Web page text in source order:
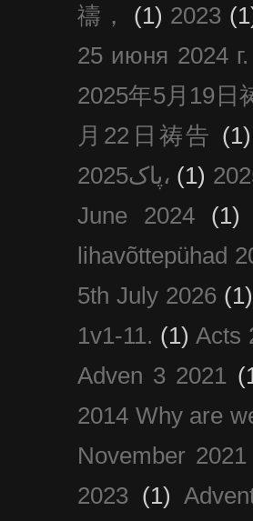
禱， (1) 2023
25 июня 2024 г.
2025年5月19日
月22日祷告 (1)
پاک2025، (1)
June 2024
(1)
lihavõttepühad
5th July 2026 (1)
1v1-11. (1) Acts
Adven 3 2021
2014 Why are
November 2021
2023 (1)